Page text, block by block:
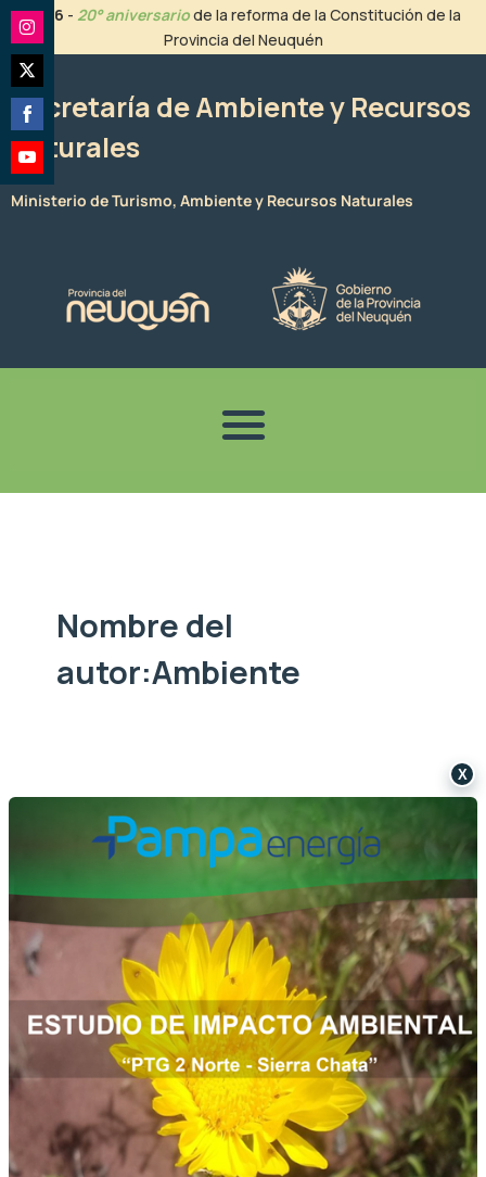
contenido
2026 - 20° aniversariode la reforma de la Constitución de la
Provincia del Neuquén
Secretaría de Ambiente y Recursos
Naturales
Ministerio de Turismo, Ambiente y Recursos Naturales
Nombre del
autor:Ambiente
Share
on
Instagram
Share
on
Twitter
Share
on
Facebook
Share
on
X